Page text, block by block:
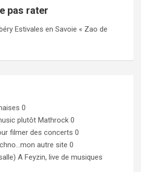
pas rater
Estivales en Savoie « Zao de
0
plutôt Mathrock 0
filmer des concerts 0
autre site 0
A Feyzin, live de musiques